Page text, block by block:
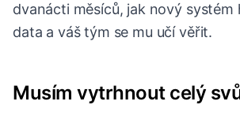
dvanácti měsíců, jak nový systém
data a váš tým se mu učí věřit.
Musím vytrhnout celý